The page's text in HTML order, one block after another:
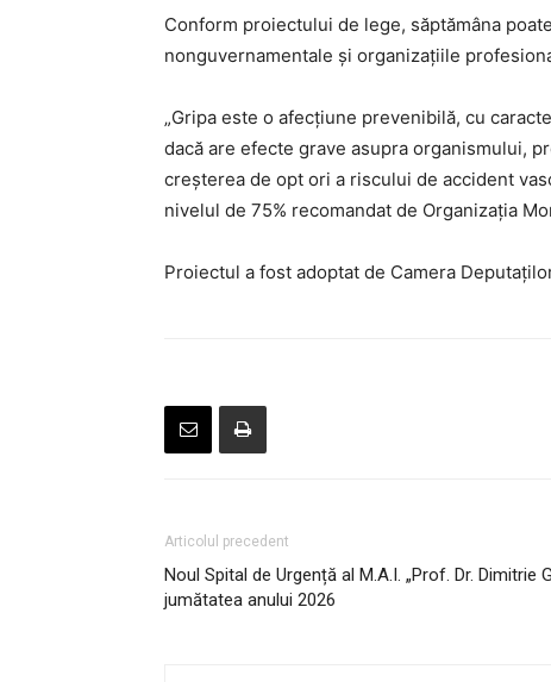
Conform proiectului de lege, săptămâna
nonguvernamentale şi organizaţiile
„Gripa este o afecţiune prevenibilă, cu
dacă are efecte grave asupra organismului,
creşterea de opt ori a riscului de accident
nivelul de 75% recomandat de Organizaţia
Proiectul a fost adoptat de Camera
Articolul precedent
Noul Spital de Urgență al M.A.I. „Prof. Dr. Dimitrie
jumătatea anului 2026